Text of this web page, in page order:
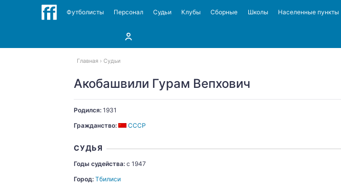
Футболисты Персонал Судьи Клубы Сборные Школы Населенные пункты
Главная Судьи
Акобашвили Гурам Вепхович
Родился: 1931
Гражданство:
СССР
СУДЬЯ
Годы судейства: c 1947
Город: Тбилиси